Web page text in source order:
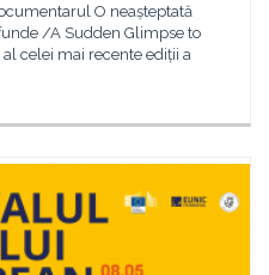
O neașteptată
/A Sudden Glimpse to
celei mai recente ediții a